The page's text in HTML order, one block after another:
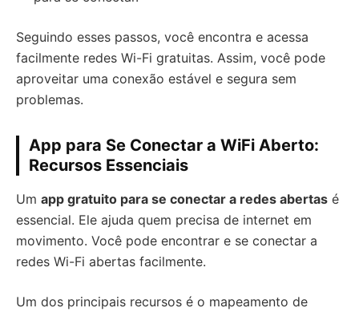
Seguindo esses passos, você encontra e acessa
facilmente redes Wi-Fi gratuitas. Assim, você pode
aproveitar uma conexão estável e segura sem
problemas.
App para Se Conectar a WiFi Aberto:
Recursos Essenciais
Um app gratuito para se conectar a redes abertas é
essencial. Ele ajuda quem precisa de internet em
movimento. Você pode encontrar e se conectar a
redes Wi-Fi abertas facilmente.
Um dos principais recursos é o mapeamento de